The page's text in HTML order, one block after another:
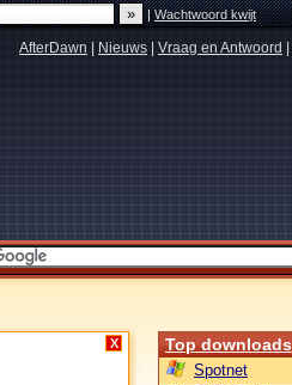
|Wachtwoord kwijt
AfterDawn Nieuws Vraag en Antwoord
X Top downloads
Spotnet